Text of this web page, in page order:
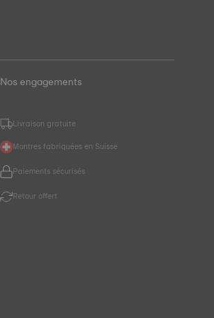
Nos engagements
Livraison gratuite
Montres fabriquées en Suisse
Paiements sécurisés
Retour offert